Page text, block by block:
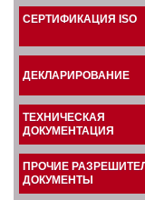
СЕРТИФИКАЦИЯ ISO
ДЕКЛАРИРОВАНИЕ
ТЕХНИЧЕСКАЯ
ДОКУМЕНТАЦИЯ
ПРОЧИЕ
ДОКУМЕНТЫ